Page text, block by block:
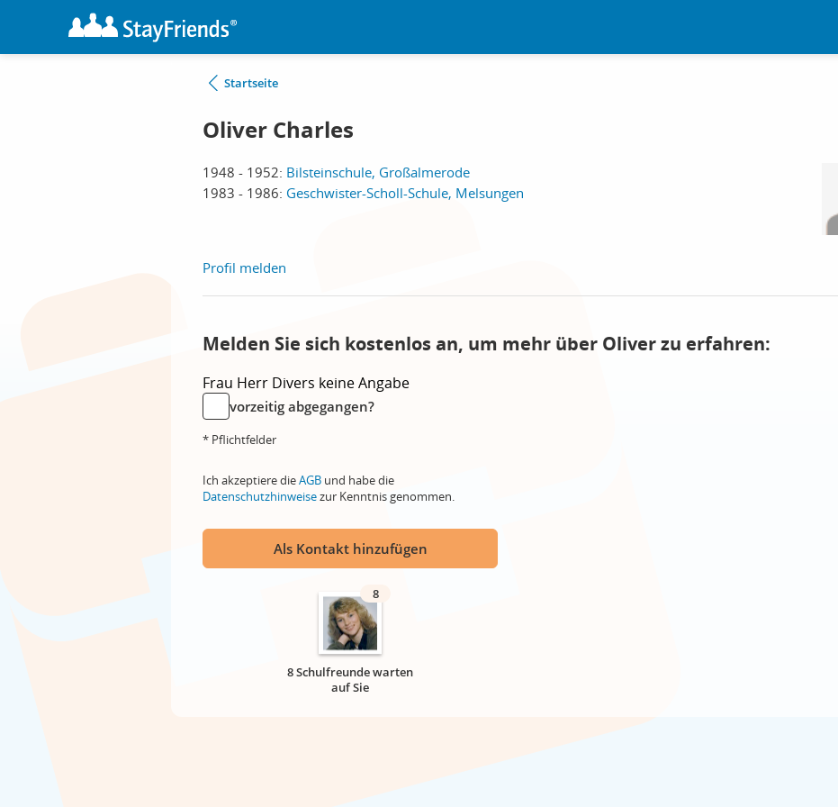
Startseite
Oliver Charles
1948 - 1952: Bilsteinschule, Großalmerode
1983 - 1986: Geschwister-Scholl-Schule, Melsungen
Profil melden
Melden Sie sich kostenlos an, um mehr über Oliver zu erfahren:
Frau Herr Divers keine Angabe
vorzeitig abgegangen?
* Pflichtfelder
Ich akzeptiere dieAGB und habe die
Datenschutzhinweisezur Kenntnis genommen.
Als Kontakt hinzufügen
8
8 Schulfreunde warten
auf Sie